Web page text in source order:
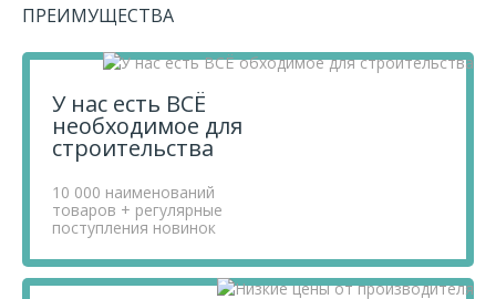
MAGMA, перенесите его в «Корзину» и оформите свой
Если у вас остались вопросы, вы можете задать их по
или в онлайн-чате прямо на
сайте.
ПРЕИМУЩЕСТВА
У нас есть ВСЁ
необходимое для
строительства
10 000 наименований
товаров + регулярные
поступления новинок